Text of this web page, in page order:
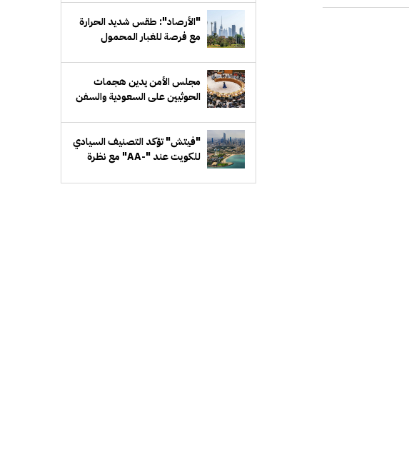
"الأرصاد": طقس شديد الحرارة
مع فرصة للغبار المحمول
مجلس الأمن يدين هجمات
الحوثيين على السعودية والسفن
"فيتش" تؤكد التصنيف السيادي
للكويت عند "-AA" مع نظرة